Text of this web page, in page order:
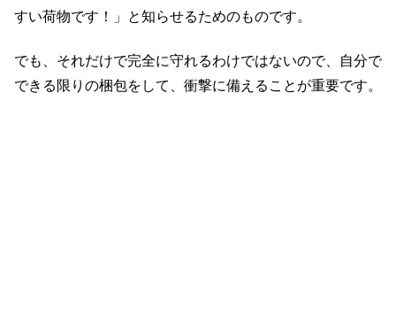
すい荷物です！」と知らせるためのものです。
でも、それだけで完全に守れるわけではないので、自分で
できる限りの梱包をして、衝撃に備えることが重要です。